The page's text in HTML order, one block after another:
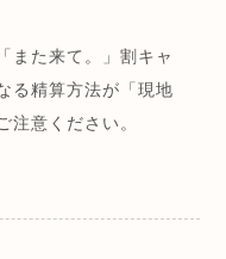
また来て。」割キャ
る精算方法が「現地
注意ください。